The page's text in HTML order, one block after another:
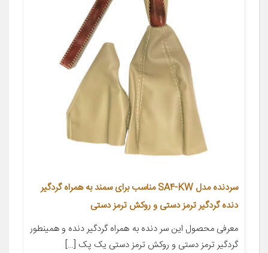
سردنده مدل SA4-KW مناسب برای سمند به همراه گردگیر
دنده گردگیر ترمز دستی و روکش ترمز دستی
معرفی محصول این سر دنده به همراه گردگیر دنده و همینطور
گردگیر ترمز دستی و روکش ترمز دستی یک پک […]